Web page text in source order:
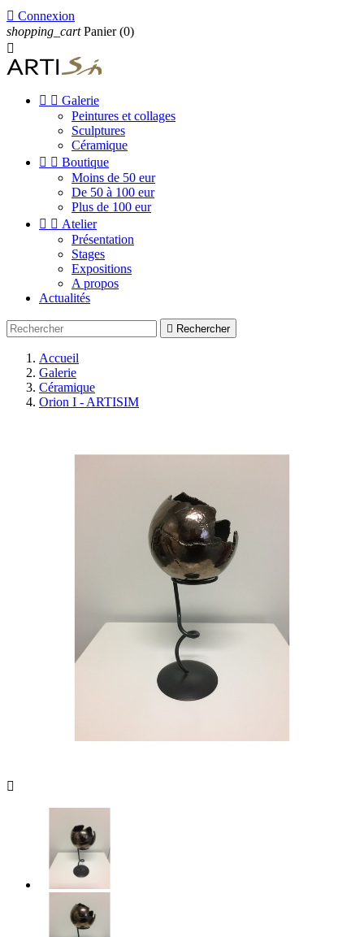
 Connexion
shopping_cart Panier (0)

  Galerie
Peintures et collages
Sculptures
Céramique
  Boutique
Moins de 50 eur
De 50 à 100 eur
Plus de 100 eur
  Atelier
Présentation
Stages
Expositions
A propos
Actualités
 Rechercher
Accueil
Galerie
Céramique
Orion I - ARTISIM
